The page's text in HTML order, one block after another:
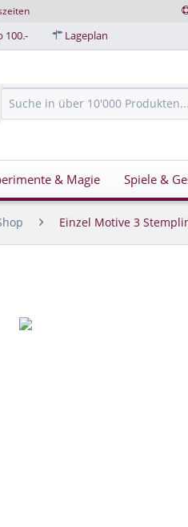
100.- Lageplan
& Magie Spiele &
Einzel Motive 3